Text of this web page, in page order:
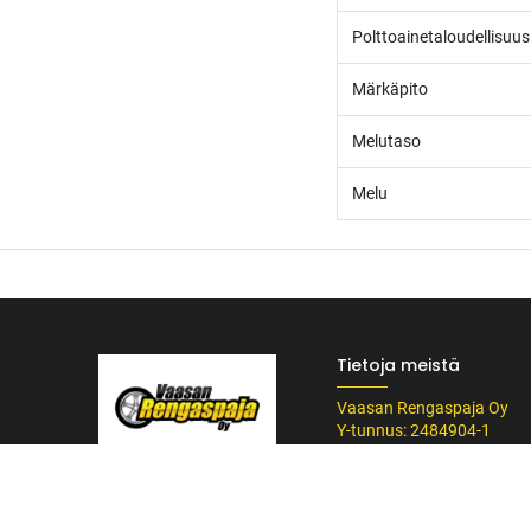
Polttoainetaloudellisuus
Märkäpito
Melutaso
Melu
Tietoja meistä
Vaasan Rengaspaja Oy
Y-tunnus: 2484904-1